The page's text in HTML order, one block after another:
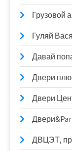
Грузовой
Гуляй
Давай
Двери
Двери
ДВЦЭТ,